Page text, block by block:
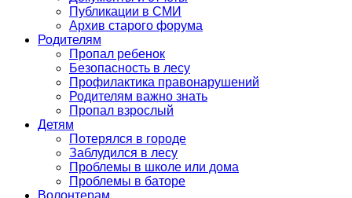
Публикации в СМИ
Архив старого форума
Родителям
Пропал ребенок
Безопасность в лесу
Профилактика правонарушений
Родителям важно знать
Пропал взрослый
Детям
Потерялся в городе
Заблудился в лесу
Проблемы в школе или дома
Проблемы в баторе
Волонтерам